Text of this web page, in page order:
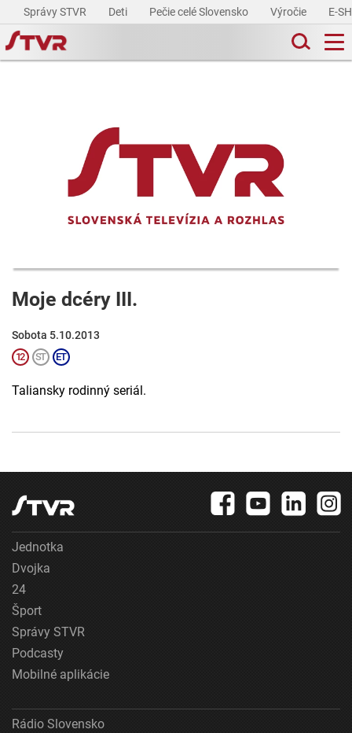
Správy STVR Deti Pečie celé Slovensko Výročie E-
Moje dcéry III.
Sobota 5.10.2013
Taliansky rodinný seriál.
Jednotka
Dvojka
24
Šport
Správy STVR
Podcasty
Mobilné aplikácie
Rádio Slovensko